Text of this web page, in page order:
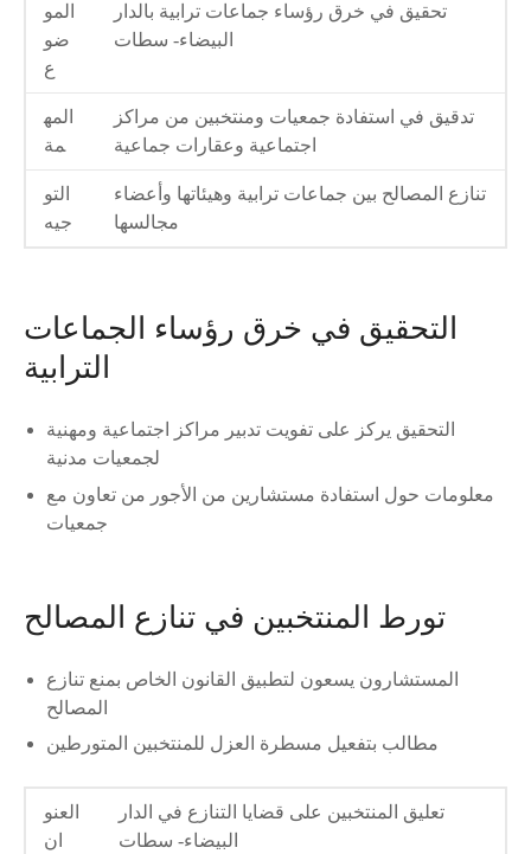
المو
ضو
ع
تحقيق في خرق رؤساء جماعات ترابية بالدار
البيضاء- سطات
المه
مة
تدقيق في استفادة جمعيات ومنتخبين من مراكز
اجتماعية وعقارات جماعية
التو
جيه
تنازع المصالح بين جماعات ترابية وهيئاتها وأعضاء
مجالسها
التحقيق في خرق رؤساء الجماعات
الترابية
التحقيق يركز على تفويت تدبير مراكز اجتماعية ومهنية
لجمعيات مدنية
معلومات حول استفادة مستشارين من الأجور من تعاون مع
جمعيات
تورط المنتخبين في تنازع المصالح
المستشارون يسعون لتطبيق القانون الخاص بمنع تنازع
المصالح
مطالب بتفعيل مسطرة العزل للمنتخبين المتورطين
العنو
ان
تعليق المنتخبين على قضايا التنازع في الدار
البيضاء- سطات